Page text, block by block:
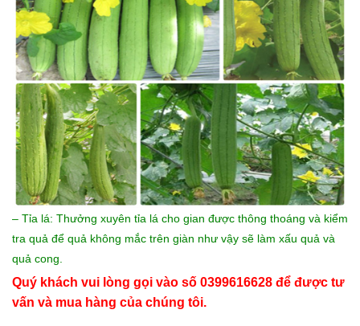
– Tỉa lá: Thưởng xuyên tỉa lá cho gian được thông thoáng và kiểm
tra quả để quả không mắc trên giàn như vậy sẽ làm xấu quả và
quả cong.
Quý khách vui lòng gọi vào số 0399616628 để được tư
vấn và mua hàng của chúng tôi.